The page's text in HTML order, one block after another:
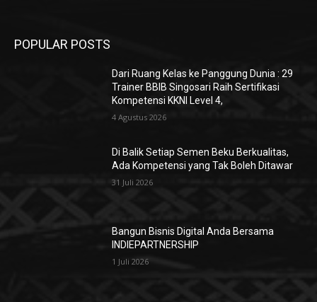
POPULAR POSTS
Dari Ruang Kelas ke Panggung Dunia : 29
Trainer BBIB Singosari Raih Sertifikasi
Kompetensi KKNI Level 4,
4 Agustus 2026
Di Balik Setiap Semen Beku Berkualitas,
Ada Kompetensi yang Tak Boleh Ditawar
31 Juli 2026
Bangun Bisnis Digital Anda Bersama
INDIEPARTNERSHIP
1 Juli 2026